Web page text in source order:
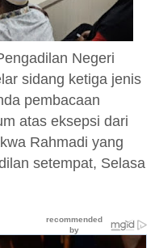
Negeri
sidang ketiga jenis
pembacaan
atas eksepsi dari
Rahmadi yang
setempat, Selasa